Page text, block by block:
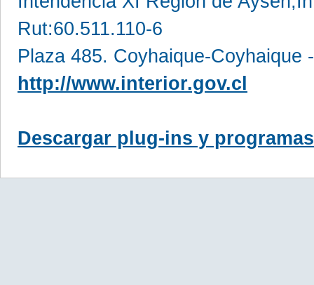
Rut:60.511.110-6
Plaza 485. Coyhaique-Coyhaique
http://www.interior.gov.cl
Descargar plug-ins y